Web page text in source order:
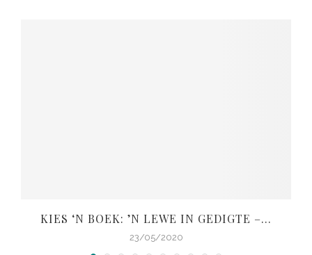
KIES ‘N BOEK: ’N LEWE IN GEDIGTE –...
23/05/2020